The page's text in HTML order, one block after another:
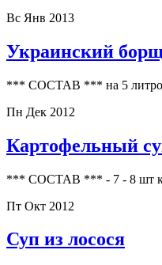
Вс Янв 2013
Украинский
*** СОСТАВ *** на 5 литров
Пн Дек 2012
Картофельный
*** СОСТАВ *** - 7 - 8 шт
Пт Окт 2012
Суп из лосося